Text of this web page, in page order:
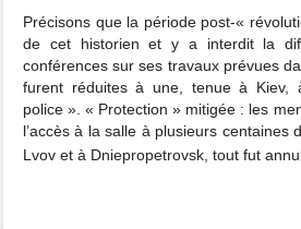
Précisons que la période post-«
de cet historien et y a interdit la
conférences sur ses travaux prévues
furent réduites à une, tenue à Kiev,
police ». « Protection » mitigée : les
l’accès à la salle à plusieurs centaines
Lvov et à Dniepropetrovsk, tout fut